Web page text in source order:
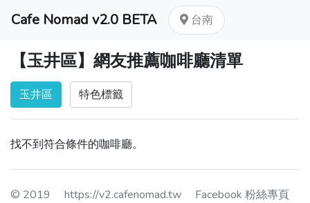
Cafe Nomad v2.0 BETA 台南
【玉井區】網友推薦咖啡廳清單
玉井區 特色標籤
找不到符合條件的咖啡廳。
© 2019 https://v2.cafenomad.tw
Facebook 粉絲專頁